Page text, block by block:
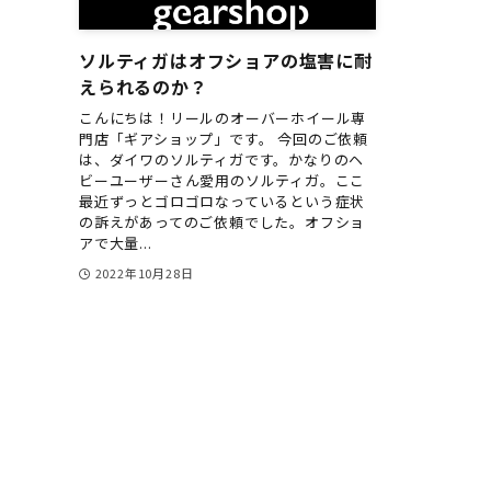
ソルティガはオフショアの塩害に耐
えられるのか？
こんにちは！リールのオーバーホイール専
門店「ギアショップ」です。 今回のご依頼
は、ダイワのソルティガです。かなりのヘ
ビーユーザーさん愛用のソルティガ。ここ
最近ずっとゴロゴロなっているという症状
の訴えがあってのご依頼でした。オフショ
アで大量...
2022年10月28日